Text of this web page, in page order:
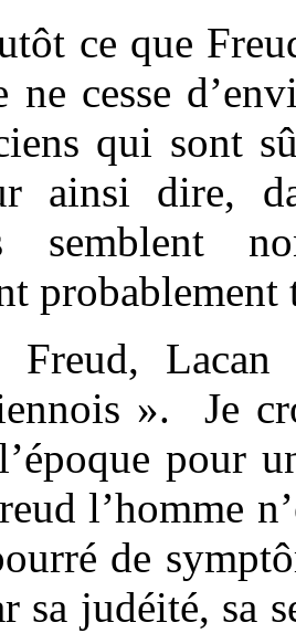
ce que
ne cesse
qui sont
ainsi dire,
semblent
Freud,
». Je
pour
l’homme
de
sa judéité, sa